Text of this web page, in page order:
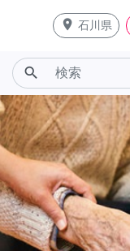
place 石川県
search